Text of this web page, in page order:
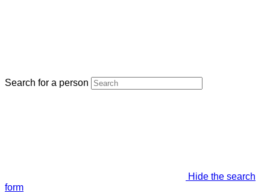
Search for a person
Hide the search
form